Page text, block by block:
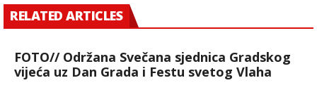
RELATED ARTICLES
FOTO// Održana Svečana sjednica Gradskog
vijeća uz Dan Grada i Festu svetog Vlaha